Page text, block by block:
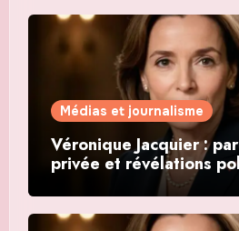
Médias et journalisme
Véronique Jacquier :
privée et révélations